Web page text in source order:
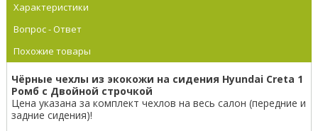
Характеристики
Вопрос - Ответ
Похожие товары
Чёрные чехлы из экокожи на сидения Hyundai Creta 1
Ромб с Двойной строчкой
Цена указана за комплект чехлов на весь салон (передние и
задние сидения)!